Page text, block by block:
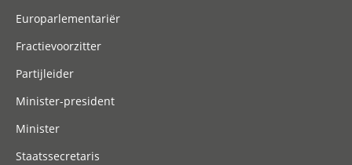
Europarlementariër
Fractievoorzitter
Partijleider
Minister-president
Minister
Staatssecretaris